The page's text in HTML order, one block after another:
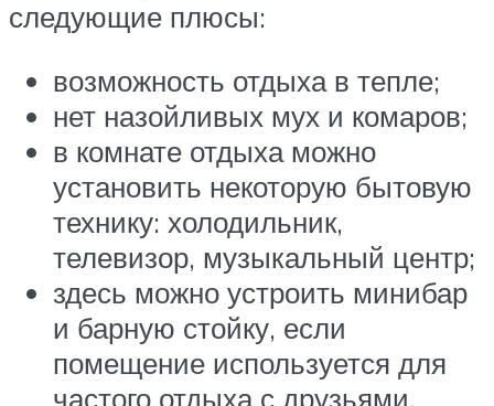
следующие плюсы:
возможность отдыха в тепле;
нет назойливых мух и комаров;
в комнате отдыха можно
установить некоторую бытовую
технику: холодильник,
телевизор, музыкальный центр;
здесь можно устроить минибар
и барную стойку, если
помещение используется для
частого отдыха с друзьями.